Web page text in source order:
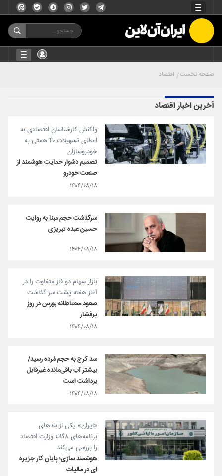
صفحه نخست اقتصاد
آخرین اخبار اقتصاد
واکنش کارشناسان اقتصادی به
اعطای تسهیلات ۴۰ همتی به
خودروسازان
تصمیم دشوار حمایت هوشمند از
صنعت خودرو
۱۴۰۴/۰۸/۱۸
سرگذشت حجم مبنا به روایت
حسین عبده تبریزی
۱۴۰۴/۰۸/۱۸
بازار سهام دو فاز متفاوت را در
آغاز هفته پشت سر گذاشت
صعود محتاطانه بورس در روز
پرفشار
۱۴۰۴/۰۸/۱۸
سد کرج به حجم مُرده رسید/
بیشتر آب باقی‌مانده غیرقابل
برداشت است
۱۴۰۴/۰۸/۱۸
«ایران» یکی از بندهای
برنامه‌های ۸گانه وزارت اقتصاد
را بررسی می‌کند
هوشمند سازی؛ پایان کار جزیره
ای در مالیات